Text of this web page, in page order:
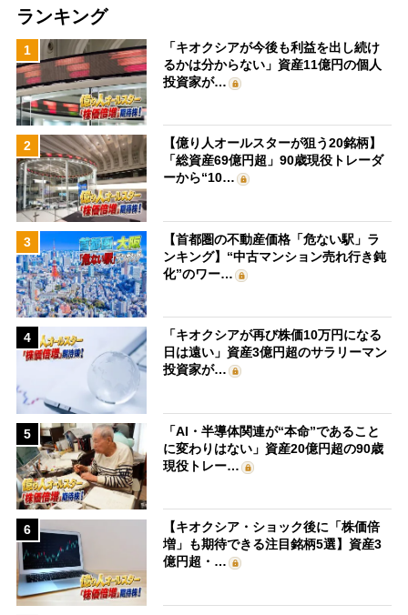
ランキング
1
「キオクシアが今後も利益を出し続け
るかは分からない」資産11億円の個人
投資家が…
2
【億り人オールスターが狙う20銘柄】
「総資産69億円超」90歳現役トレーダ
ーから“10…
3
【首都圏の不動産価格「危ない駅」ラ
ンキング】“中古マンション売れ行き鈍
化”のワー…
4
「キオクシアが再び株価10万円になる
日は遠い」資産3億円超のサラリーマン
投資家が…
5
「AI・半導体関連が“本命”であること
に変わりはない」資産20億円超の90歳
現役トレー…
6
【キオクシア・ショック後に「株価倍
増」も期待できる注目銘柄5選】資産3
億円超・…